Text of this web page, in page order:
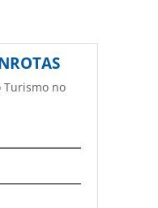
Turismo no